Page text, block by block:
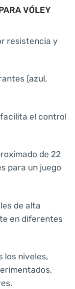
VÓLEY
resistencia y
(azul,
el control
de 22
para un juego
de alta
en diferentes
los niveles,